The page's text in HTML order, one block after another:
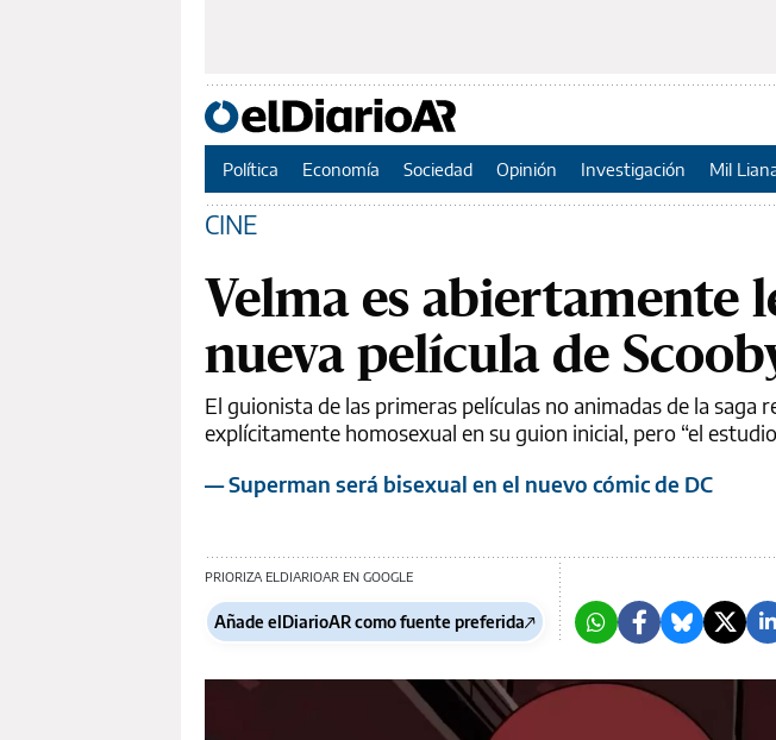
Política Economía Sociedad Opinión Investigación Mil
CINE
Velma es abiertamente
nueva película de
El guionista de las primeras películas no animadas de la saga
explícitamente homosexual en su guion inicial, pero “el
— Superman será bisexual en el nuevo cómic de DC
PRIORIZA ELDIARIOAR EN GOOGLE
Añade elDiarioAR como fuente preferida